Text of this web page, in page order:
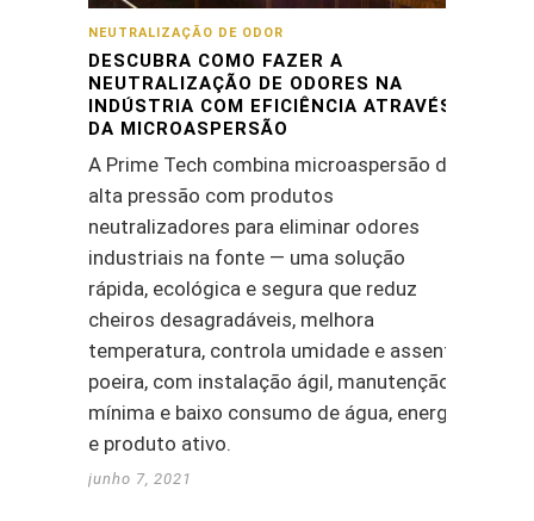
NEUTRALIZAÇÃO DE ODOR
DESCUBRA COMO FAZER A
NEUTRALIZAÇÃO DE ODORES NA
INDÚSTRIA COM EFICIÊNCIA ATRAVÉS
DA MICROASPERSÃO
A Prime Tech combina microaspersão de
alta pressão com produtos
neutralizadores para eliminar odores
industriais na fonte — uma solução
rápida, ecológica e segura que reduz
cheiros desagradáveis, melhora
temperatura, controla umidade e assenta
poeira, com instalação ágil, manutenção
mínima e baixo consumo de água, energia
e produto ativo.
junho 7, 2021